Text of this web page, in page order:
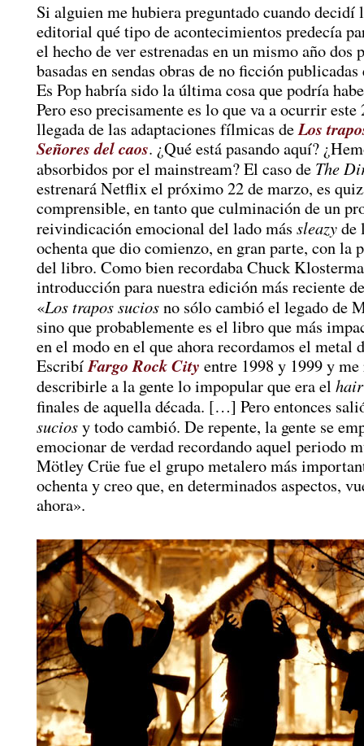
Si alguien me hubiera preguntado cuando decidí
editorial qué tipo de acontecimientos predecía
el hecho de ver estrenadas en un mismo año dos
basadas en sendas obras de no ficción publicadas
Es Pop habría sido la última cosa que podría
Pero eso precisamente es lo que va a ocurrir este
llegada de las adaptaciones fílmicas deLos
Señores del caos. ¿Qué está pasando aquí?
absorbidos por el mainstream? El caso de The
estrenará Netflix el próximo 22 de marzo, es
comprensible, en tanto que culminación de un
reivindicación emocional del lado más sleazyde
ochenta que dio comienzo, en gran parte, con la
del libro. Como bien recordaba Chuck
introducción para nuestra edición más reciente
«Los trapos suciosno sólo cambió el legado de
sino que probablemente es el libro que más
en el modo en el que ahora recordamos el metal
EscribíFargo Rock City entre 1998 y 1999 y
describirle a la gente lo impopular que era el
finales de aquella década. […] Pero entonces
suciosy todo cambió. De repente, la gente se
emocionar de verdad recordando aquel periodo
Mötley Crüe fue el grupo metalero más
ochenta y creo que, en determinados aspectos,
ahora».